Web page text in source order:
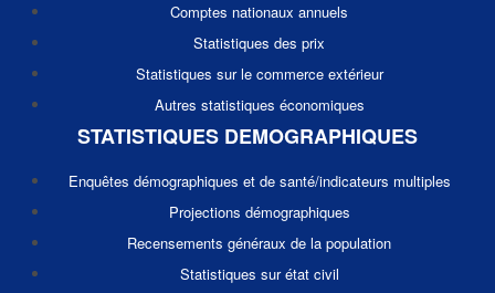
Comptes nationaux annuels
Statistiques des prix
Statistiques sur le commerce extérieur
Autres statistiques économiques
STATISTIQUES DEMOGRAPHIQUES
Enquêtes démographiques et de santé/indicateurs multiples
Projections démographiques
Recensements généraux de la population
Statistiques sur état civil